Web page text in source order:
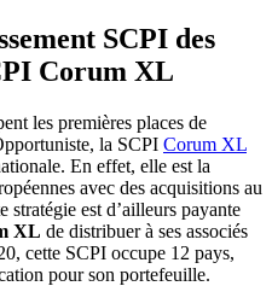
SCPI des
Corum XL
les premières places de
la SCPI Corum XL
En effet, elle est la
avec des acquisitions au
est d’ailleurs payante
XL de distribuer à ses associés
cette SCPI occupe 12 pays,
pour son portefeuille.